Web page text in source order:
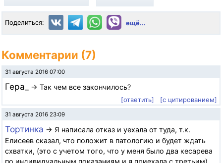
Поделиться: ещё...
Комментарии (7)
31 августа 2016 07:00
Гера_ → Так чем все закончилось?
[ответить] [с цитированием]
31 августа 2016 23:09
Тортинка → Я написала отказ и уехала от туда, т.к.
Елисеев сказал, что положит в патологию и будет ждать
схватки, (это с учетом того, что у меня было два кесарева
по индивидуальным показаниям и я приехала с третьим).